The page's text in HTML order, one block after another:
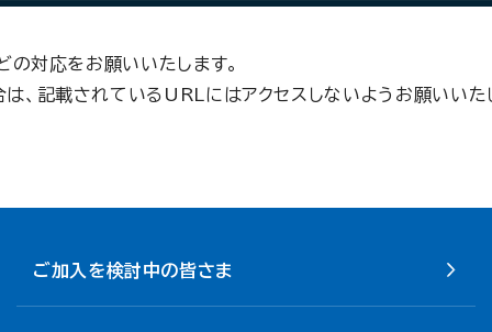
の対応をお願いいたします。
記載されているURLにはアクセスしないようお願いいた
ご加入を検討中の皆さま